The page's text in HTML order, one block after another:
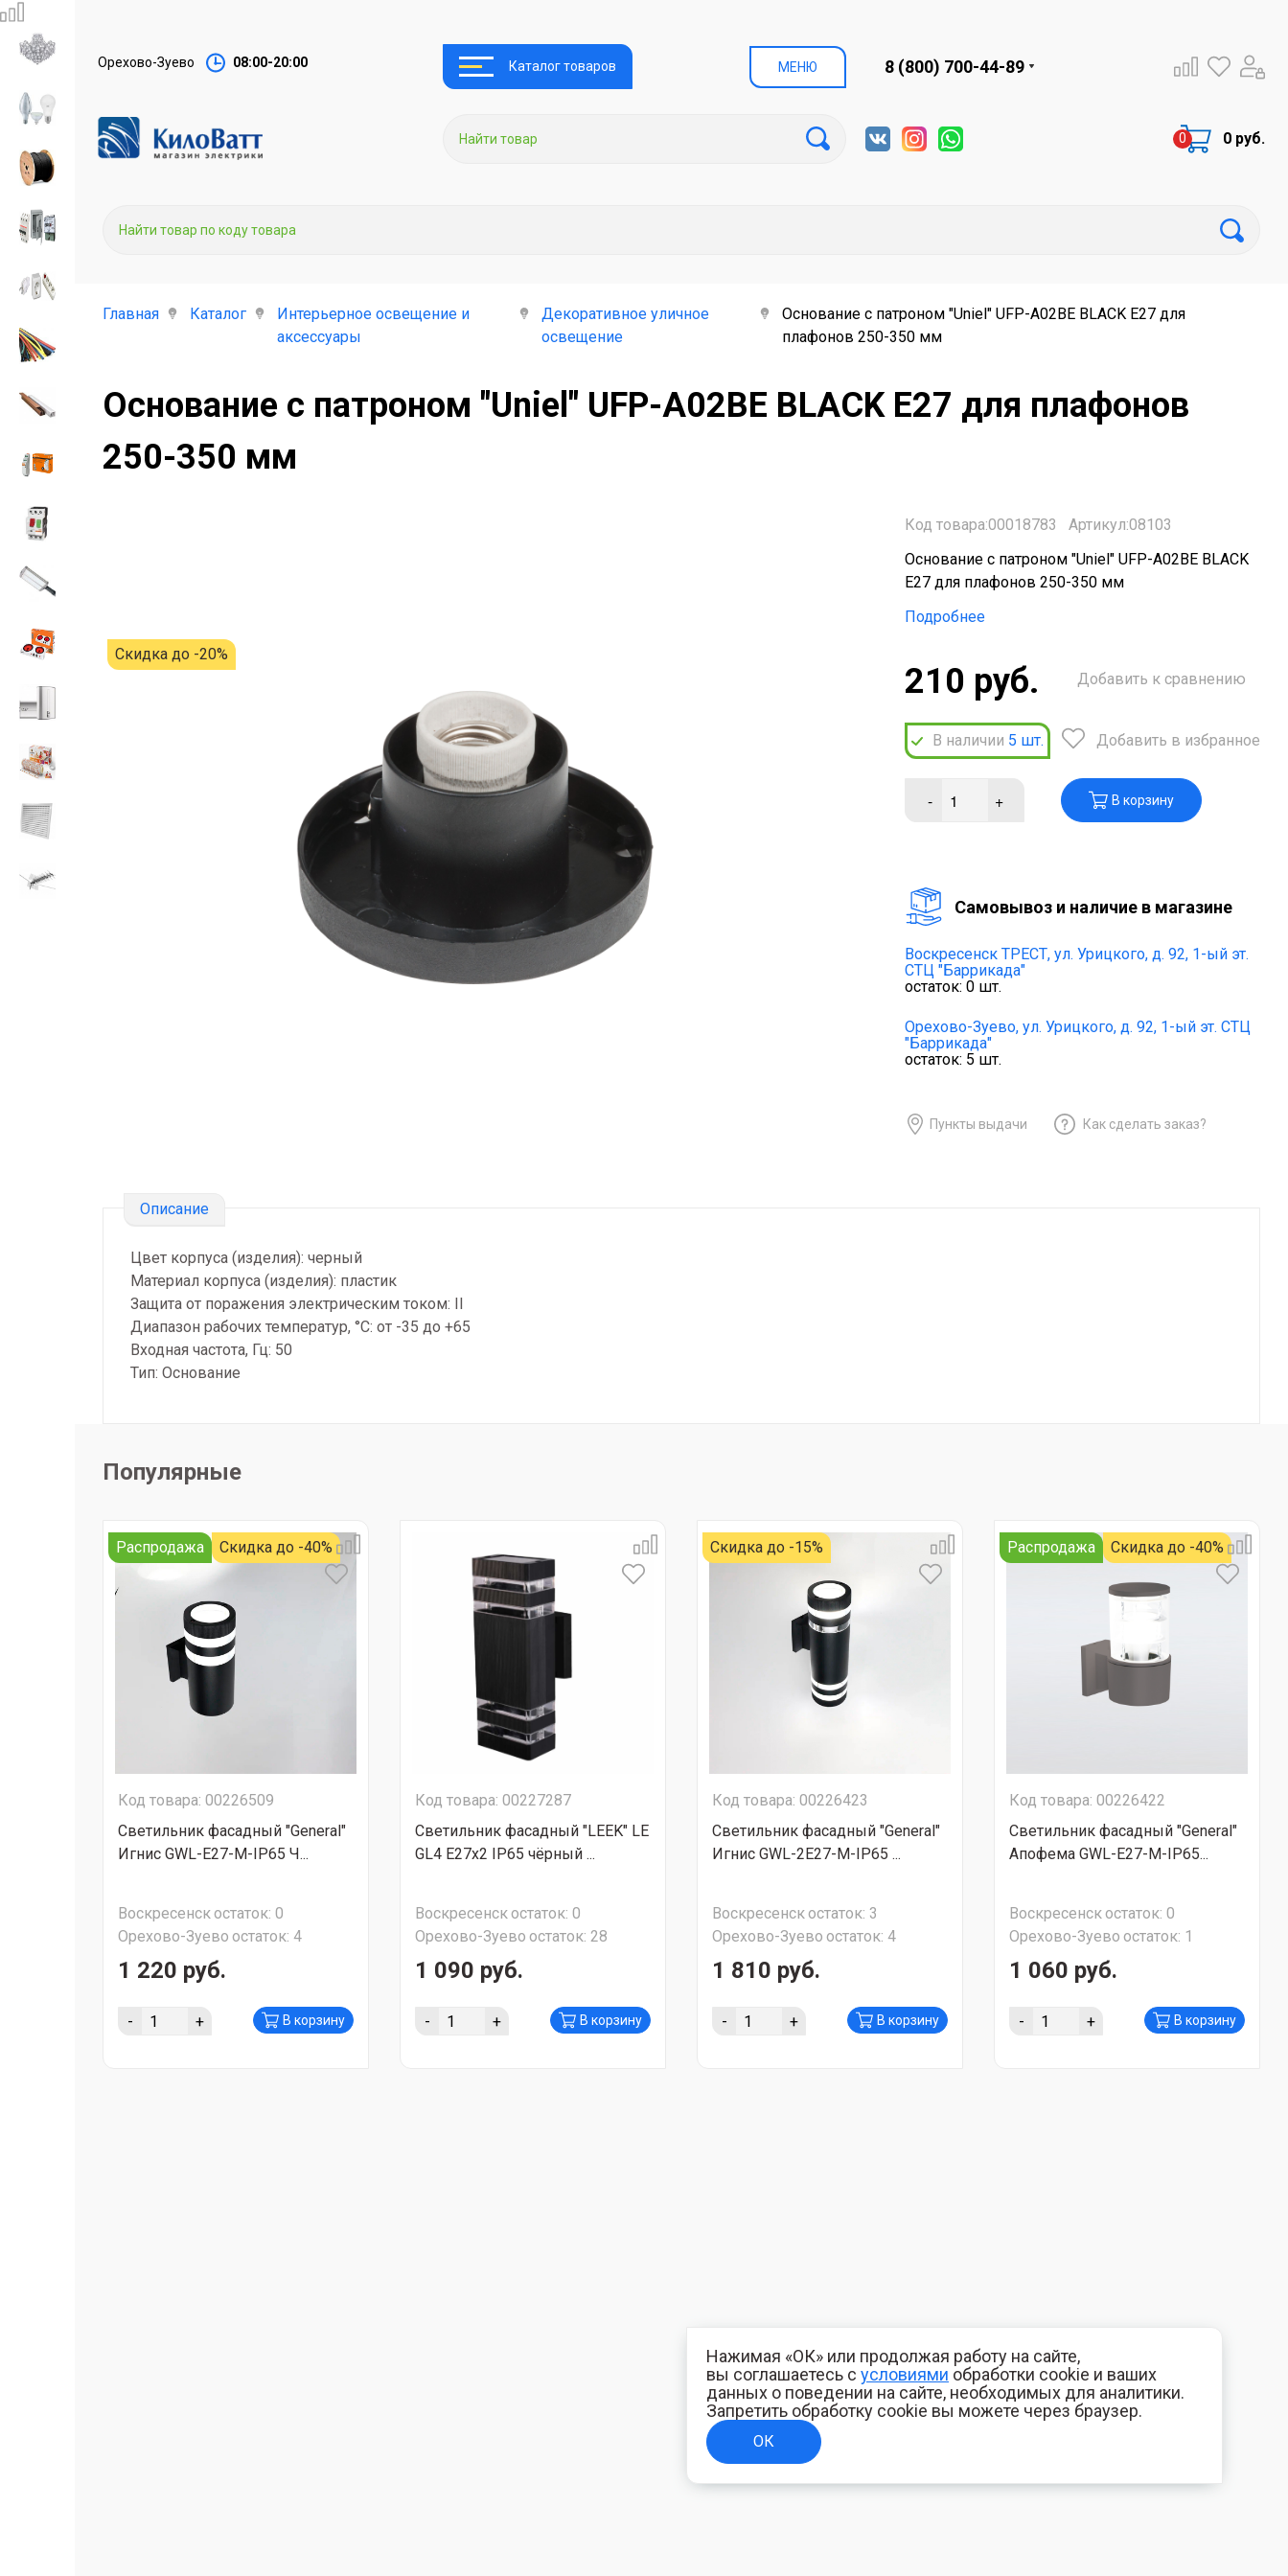
Орехово-Зуево 08:00-20:00 Каталог товаров МЕНЮ 8 (800) 700-44-89
0 руб.
Главная Каталог
Интерьерное освещение и
аксессуары
Декоративное уличное
освещение
Основание с патроном "Uniel" UFP-A02BE BLACK Е27 для
плафонов 250-350 мм
Основание с патроном "Uniel" UFP-A02BE BLACK Е27 для плафонов
250-350 мм
Скидка до -20%
Код товара:00018783
Артикул:08103
Основание с патроном "Uniel" UFP-A02BE BLACK
Е27 для плафонов 250-350 мм
Подробнее
210 руб.
В наличии 5 шт.
Добавить к сравнению
Добавить в избранное
- + В корзину
Cамовывоз и наличие в магазине
Воскресенск ТРЕСТ, ул. Урицкого, д. 92, 1-ый эт.
СТЦ "Баррикада"
остаток: 0 шт.
Орехово-Зуево, ул. Урицкого, д. 92, 1-ый эт. СТЦ
"Баррикада"
остаток: 5 шт.
Пункты выдачи Как сделать заказ?
Описание
Цвет корпуса (изделия): черный
Материал корпуса (изделия): пластик
Защита от поражения электрическим током: II
Диапазон рабочих температур, °С: от -35 до +65
Входная частота, Гц: 50
Тип: Основание
Популярные
Распродажа Скидка до -40%
Код товара: 00226509
Светильник фасадный "General"
Игнис GWL-Е27-M-IP65 Ч...
Воскресенскостаток: 0
Орехово-Зуево остаток: 4
1 220 руб.
- + В корзину
Код товара: 00227287
Светильник фасадный "LEEK" LE
GL4 E27x2 IP65 чёрный ...
Воскресенскостаток: 0
Орехово-Зуево остаток: 28
1 090 руб.
- + В корзину
Скидка до -15%
Код товара: 00226423
Светильник фасадный "General"
Игнис GWL-2Е27-M-IP65 ...
Воскресенскостаток: 3
Орехово-Зуево остаток: 4
1 810 руб.
- + В корзину
Распродажа Скидка до -40%
Код товара: 00226422
Светильник фасадный "General"
Апофема GWL-Е27-M-IP65...
Воскресенскостаток: 0
Орехово-Зуево остаток: 1
1 060 руб.
- + В корзину
Нажимая «ОК» или продолжая работу на сайте,
вы соглашаетесь с условиями обработки cookie и ваших
данных о поведении на сайте, необходимых для аналитики.
Запретить обработку cookie вы можете через браузер.
ОК